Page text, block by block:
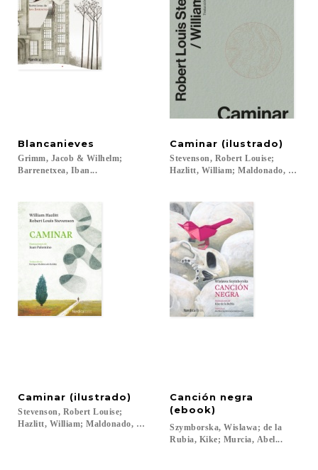
Blancanieves
Grimm, Jacob & Wilhelm;
Barrenetxea, Iban...
Caminar (ilustrado)
Stevenson, Robert Louise;
Hazlitt, William; Maldonado,
Caminar (ilustrado)
Stevenson, Robert Louise;
Hazlitt, William; Maldonado, Enrique...
Canción negra
(ebook)
Szymborska, Wislawa; de la
Rubia, Kike; Murcia, Abel...